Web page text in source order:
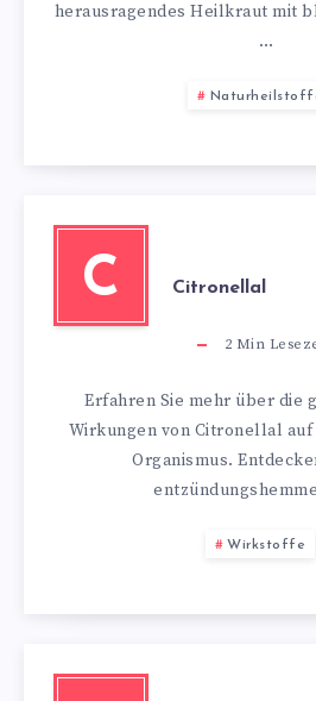
herausragendes Heilkraut mit
…
C Citronellal
2 Min
Erfahren Sie mehr über die
Wirkungen von Citronellal
Organismus.
Wirkstoffe